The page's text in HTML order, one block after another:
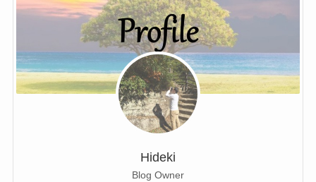
Hideki
Blog Owner